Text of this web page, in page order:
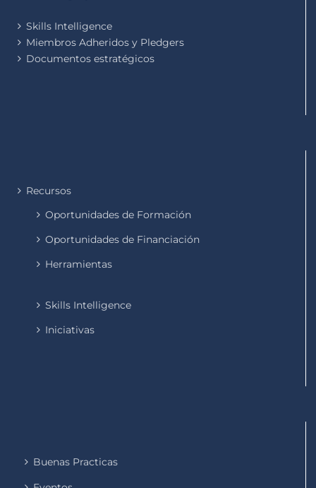
Skills Intelligence
Miembros Adheridos y Pledgers
Documentos estratégicos
Recursos
Oportunidades de Formación
Oportunidades de Financiación
Herramientas
Skills Intelligence
Iniciativas
Buenas Practicas